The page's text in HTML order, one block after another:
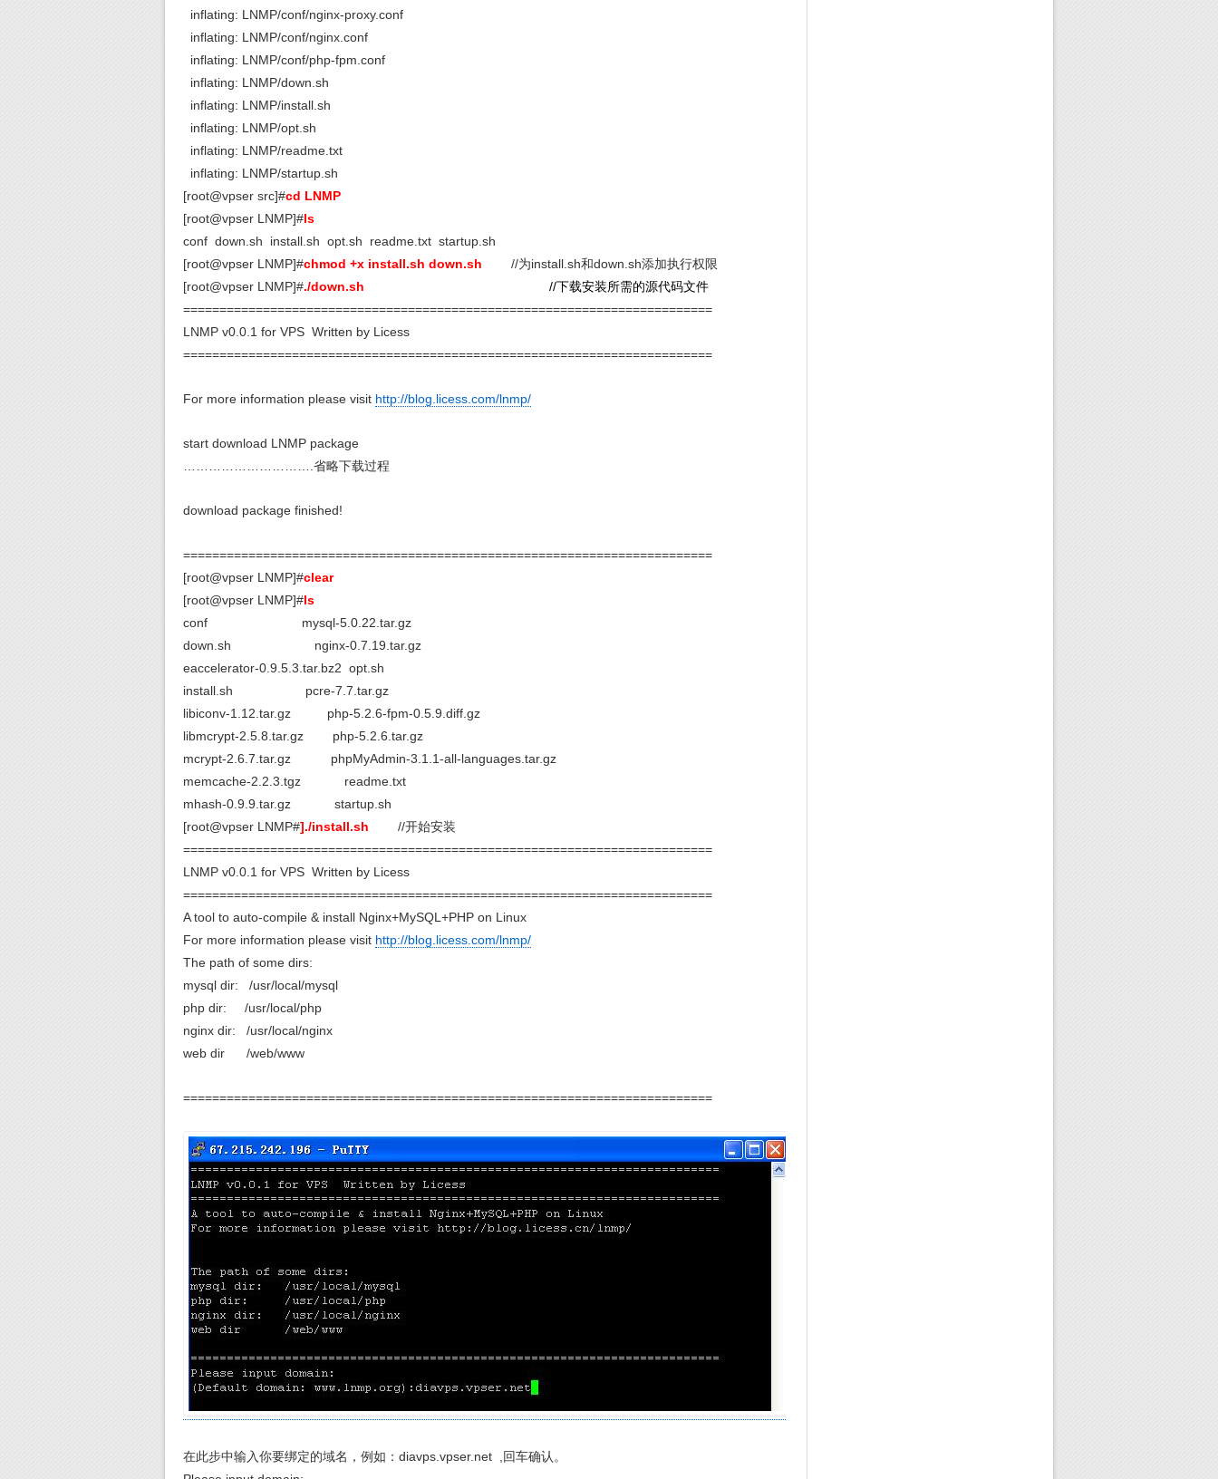
inflating: LNMP/conf/nginx-proxy.conf
inflating: LNMP/conf/nginx.conf
inflating: LNMP/conf/php-fpm.conf
inflating: LNMP/down.sh
inflating: LNMP/install.sh
inflating: LNMP/opt.sh
inflating: LNMP/readme.txt
inflating: LNMP/startup.sh
[root@vpser src]#cd LNMP
[root@vpser LNMP]#ls
conf down.sh install.sh opt.sh readme.txt startup.sh
[root@vpser LNMP]#chmod +x install.sh down.sh //为install.sh和down.sh添加执行权限
[root@vpser LNMP]#./down.sh //下载安装所需的源代码文件
=========================================================================
LNMP v0.0.1 for VPS Written by Licess
=========================================================================
For more information please visit http://blog.licess.com/lnmp/
start download LNMP package
………………………….省略下载过程
download package finished!
=========================================================================
[root@vpser LNMP]#clear
[root@vpser LNMP]#ls
conf mysql-5.0.22.tar.gz
down.sh nginx-0.7.19.tar.gz
eaccelerator-0.9.5.3.tar.bz2 opt.sh
install.sh pcre-7.7.tar.gz
libiconv-1.12.tar.gz php-5.2.6-fpm-0.5.9.diff.gz
libmcrypt-2.5.8.tar.gz php-5.2.6.tar.gz
mcrypt-2.6.7.tar.gz phpMyAdmin-3.1.1-all-languages.tar.gz
memcache-2.2.3.tgz readme.txt
mhash-0.9.9.tar.gz startup.sh
[root@vpser LNMP#]./install.sh
//开始安装
=========================================================================
LNMP v0.0.1 for VPS Written by Licess
=========================================================================
A tool to auto-compile & install Nginx+MySQL+PHP on Linux
For more information please visit http://blog.licess.com/lnmp/
The path of some dirs:
mysql dir: /usr/local/mysql
php dir: /usr/local/php
nginx dir: /usr/local/nginx
web dir /web/www
=========================================================================
在此步中输入你要绑定的域名，例如：diavps.vpser.net ,回车确认。